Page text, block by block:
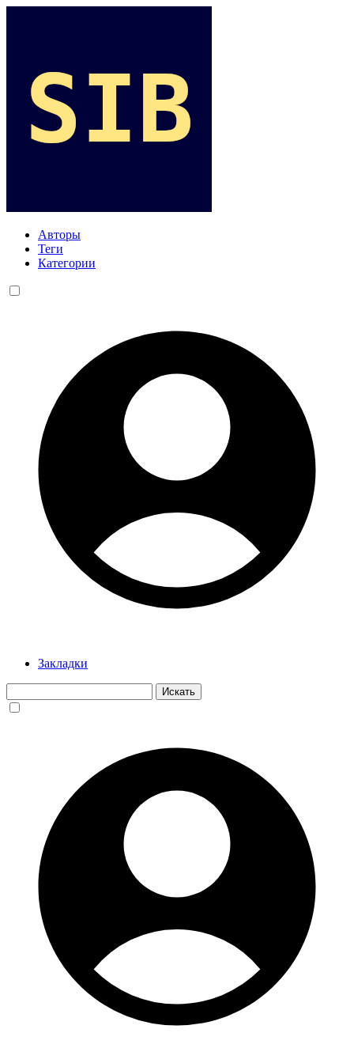
Авторы
Теги
Категории
Закладки